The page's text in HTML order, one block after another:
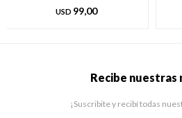
USD 99,00
Recibe nuestras
¡Suscribite y recibí todas